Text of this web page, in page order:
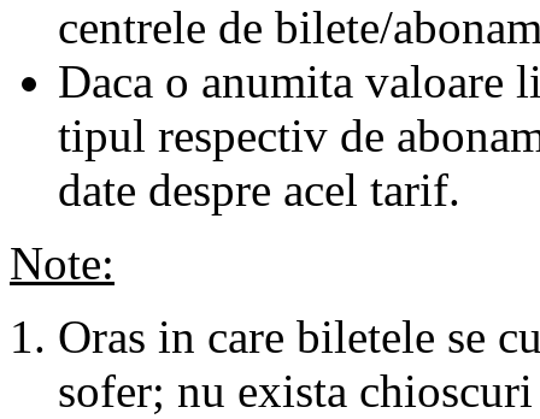
centrele de bilete/
Daca o anumita valoare
tipul respectiv de
date despre acel tarif.
Note:
Oras in care biletele se
sofer; nu exista